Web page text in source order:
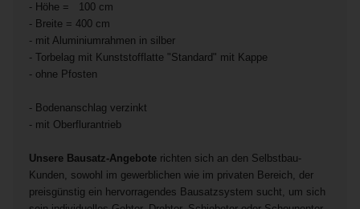
- Höhe = 100 cm
- Breite = 400 cm
- mit Aluminiumrahmen in silber
- Torbelag mit Kunststofflatte "Standard" mit Kappe
- ohne Pfosten
- Bodenanschlag verzinkt
- mit Oberflurantrieb
Unsere Bausatz-Angebote richten sich an den Selbstbau-
Kunden, sowohl im gewerblichen wie im privaten Bereich, der
preisgünstig ein hervorragendes Bausatzsystem sucht, um sich